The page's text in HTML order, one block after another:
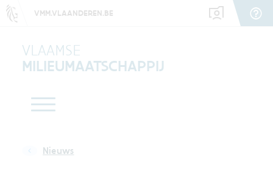
VMM.VLAANDEREN.BE
VLAAMSE
MILIEUMAATSCHAPPIJ
Nieuws